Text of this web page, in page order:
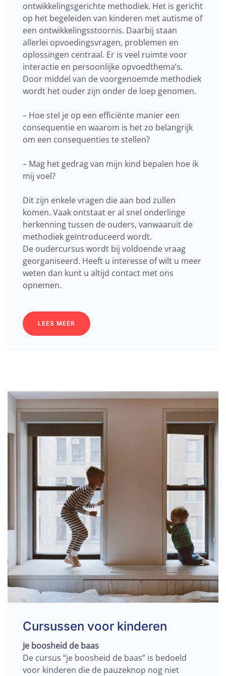
ontwikkelingsgerichte methodiek. Het is gericht
op het begeleiden van kinderen met autisme of
een ontwikkelingsstoornis. Daarbij staan
allerlei opvoedingsvragen, problemen en
oplossingen centraal. Er is veel ruimte voor
interactie en persoonlijke opvoedthema’s.
Door middel van de voorgenoemde methodiek
wordt het ouder zijn onder de loep genomen.
– Hoe stel je op een efficiënte manier een
consequentie en waarom is het zo belangrijk
om een consequenties te stellen?
– Mag het gedrag van mijn kind bepalen hoe ik
mij voel?
Dit zijn enkele vragen die aan bod zullen
komen. Vaak ontstaat er al snel onderlinge
herkenning tussen de ouders, vanwaaruit de
methodiek geïntroduceerd wordt.
De oudercursus wordt bij voldoende vraag
georganiseerd. Heeft u interesse of wilt u meer
weten dan kunt u altijd contact met ons
opnemen.
LEES MEER
Cursussen voor kinderen
Je boosheid de baas
De cursus “je boosheid de baas” is bedoeld
voor kinderen die de pauzeknop nog niet